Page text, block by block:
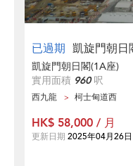
已過期 凱旋門朝日
凱旋門朝日閣(1A座)
實用面積 960呎
西九龍 柯士甸道西
HK$ 58,000 / 月
更新日期 2025年04月26日